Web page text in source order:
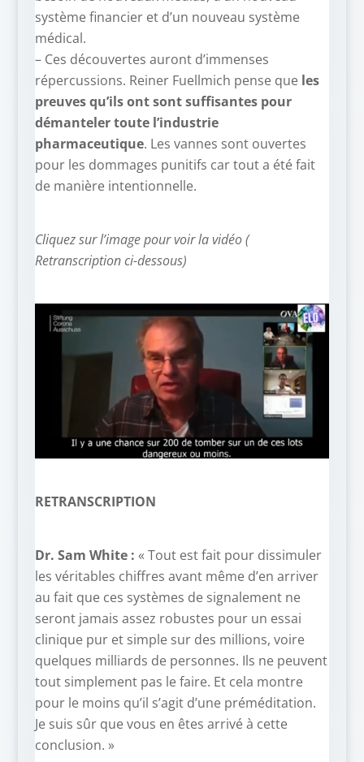
système financier et d’un nouveau système
médical.
– Ces découvertes auront d’immenses
répercussions. Reiner Fuellmich pense que les
preuves qu’ils ont sont suffisantes pour
démanteler toute l’industrie
pharmaceutique. Les vannes sont ouvertes
pour les dommages punitifs car tout a été fait
de manière intentionnelle.
Cliquez sur l’image pour voir la vidéo (
Retranscription ci-dessous)
RETRANSCRIPTION
Dr. Sam White : « Tout est fait pour dissimuler
les véritables chiffres avant même d’en arriver
au fait que ces systèmes de signalement ne
seront jamais assez robustes pour un essai
clinique pur et simple sur des millions, voire
quelques milliards de personnes. Ils ne peuvent
tout simplement pas le faire. Et cela montre
pour le moins qu’il s’agit d’une préméditation.
Je suis sûr que vous en êtes arrivé à cette
conclusion. »